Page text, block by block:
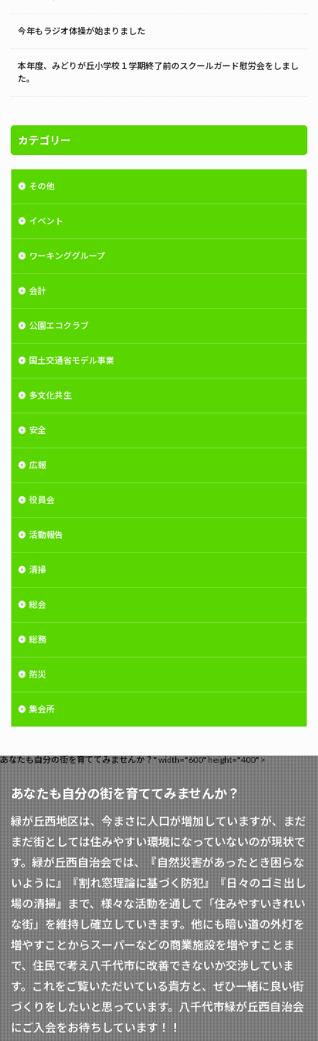
今年もラジオ体操が始まりました
本年度、みどりが丘小学校１学期終了前のスクールガード慰労会をしまし
た。
カテゴリー
その他
イベント
ワーキンググループ
会計
公園エコクラブ
国土交通省モデル事業
多文化共生
安全
広報
役員会
活動報告
清掃
総会
総務
防災
集会所
あなたも自分の街を育ててみませんか？" width="600" height="400" >
あなたも自分の街を育ててみませんか？
緑が丘西地区は、今まさに人口が増加していますが、まだ
まだ街としては住みやすい環境になっていないのが現状で
す。緑が丘西自治会では、『自然災害があったとき困らな
いように』『割れ窓理論に基づく防犯』『日々のゴミ出し
場の清掃』まで、様々な活動を通して「住みやすいきれい
な街」を維持し確立していきます。他にも暗い道の外灯を
増やすことからスーパーなどの商業施設を増やすことま
で、住民で考え八千代市に改善できないか交渉していま
す。これをご覧いただいている貴方と、ぜひ一緒に良い街
づくりをしたいと思っています。八千代市緑が丘西自治会
にご入会をお待ちしています！！